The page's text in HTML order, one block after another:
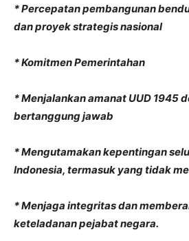
* Percepatan pembangunan
dan proyek strategis nasional
* Komitmen Pemerintahan
* Menjalankan amanat UUD 1945
bertanggung jawab
* Mengutamakan kepentingan
Indonesia, termasuk yang tidak
* Menjaga integritas dan
keteladanan pejabat negara.